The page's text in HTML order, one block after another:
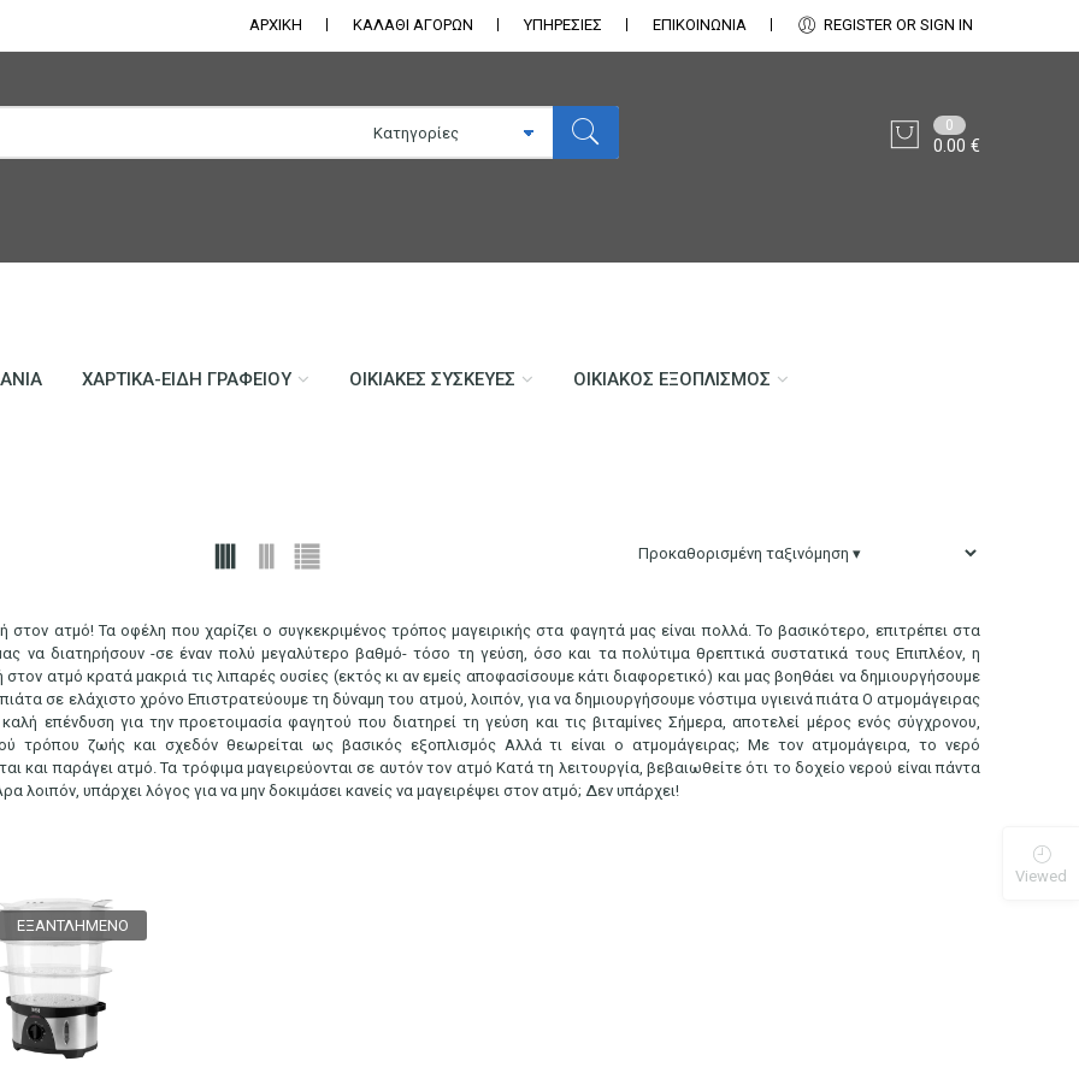
ΑΡΧΙΚΗ ΚΑΛΑΘΙ ΑΓΟΡΩΝ ΥΠΗΡΕΣΙΕΣ ΕΠΙΚΟΙΝΩΝΊΑ REGISTER OR SIGN IN
0
0.00€
ΧΑΡΤΙΚΆ-ΕΊΔΗ ΓΡΑΦΕΊΟΥ ΟΙΚΙΑΚΈΣ ΣΥΣΚΕΥΈΣ ΟΙΚΙΑΚΌΣ ΕΞΟΠΛΙΣΜΌΣ
στον ατμό! Τα οφέλη που χαρίζει ο συγκεκριμένος τρόπος μαγειρικής στα φαγητά μας είναι πολλά. Το βασικότερο, επιτρέπει στα
να διατηρήσουν -σε έναν πολύ μεγαλύτερο βαθμό- τόσο τη γεύση, όσο και τα πολύτιμα θρεπτικά συστατικά τους Επιπλέον, η
στον ατμό κρατά μακριά τις λιπαρές ουσίες (εκτός κι αν εμείς αποφασίσουμε κάτι διαφορετικό) και μας βοηθάει να δημιουργήσουμε
σε ελάχιστο χρόνο Επιστρατεύουμε τη δύναμη του ατμού, λοιπόν, για να δημιουργήσουμε νόστιμα υγιεινά πιάτα Ο ατμομάγειρας
καλή επένδυση για την προετοιμασία φαγητού που διατηρεί τη γεύση και τις βιταμίνες Σήμερα, αποτελεί μέρος ενός σύγχρονου,
τρόπου ζωής και σχεδόν θεωρείται ως βασικός εξοπλισμός Αλλά τι είναι ο ατμομάγειρας; Με τον ατμομάγειρα, το νερό
και παράγει ατμό. Τα τρόφιμα μαγειρεύονται σε αυτόν τον ατμό Κατά τη λειτουργία, βεβαιωθείτε ότι το δοχείο νερού είναι πάντα
λοιπόν, υπάρχει λόγος για να μην δοκιμάσει κανείς να μαγειρέψει στον ατμό; Δεν υπάρχει!
ΕΞΑΝΤΛΗΜΈΝΟ
Viewed